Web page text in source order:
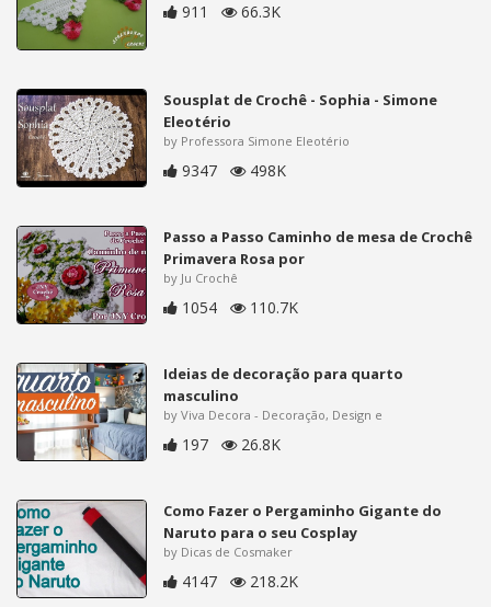
911 66.3K
Sousplat de Crochê - Sophia - Simone
Eleotério
by Professora Simone Eleotério
9347 498K
Passo a Passo Caminho de mesa de Crochê
Primavera Rosa por
by Ju Crochê
1054 110.7K
Ideias de decoração para quarto
masculino
by Viva Decora - Decoração, Design e
197 26.8K
Como Fazer o Pergaminho Gigante do
Naruto para o seu Cosplay
by Dicas de Cosmaker
4147 218.2K